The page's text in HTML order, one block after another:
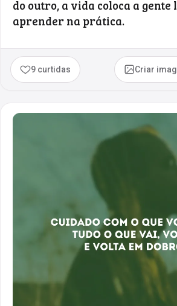
do outro, a vida coloca a gente
aprender na prática.
9 curtidas Criar